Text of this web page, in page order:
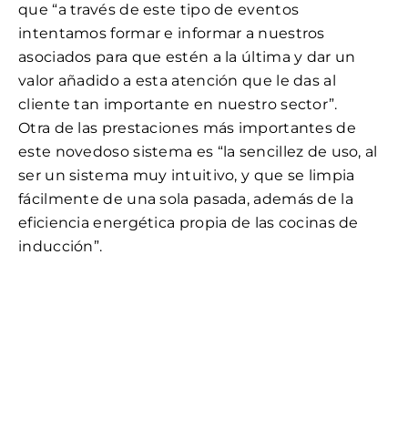
que “a través de este tipo de eventos
intentamos formar e informar a nuestros
asociados para que estén a la última y dar un
valor añadido a esta atención que le das al
cliente tan importante en nuestro sector”.
Otra de las prestaciones más importantes de
este novedoso sistema es “la sencillez de uso, al
ser un sistema muy intuitivo, y que se limpia
fácilmente de una sola pasada, además de la
eficiencia energética propia de las cocinas de
inducción”.